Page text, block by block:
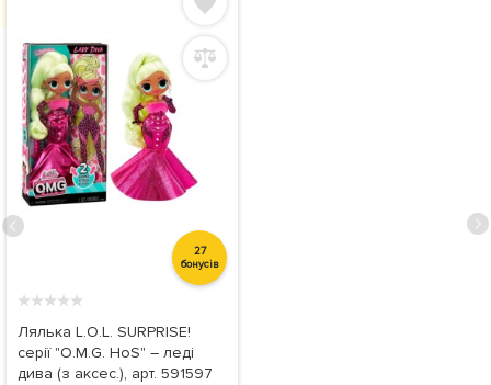
27
бонусів
★★★★★
Лялька L.O.L. SURPRISE!
серії "O.M.G. HoS" – леді
дива (з аксес.), арт. 591597